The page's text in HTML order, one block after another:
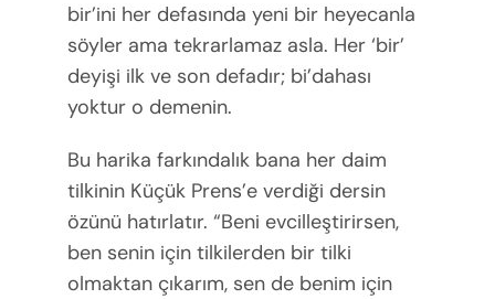
bir’ini her defasında yeni bir heyecanla
söyler ama tekrarlamaz asla. Her ‘bir’
deyişi ilk ve son defadır; bi’dahası
yoktur o demenin.
Bu harika farkındalık bana her daim
tilkinin Küçük Prens’e verdiği dersin
özünü hatırlatır. “Beni evcilleştirirsen,
ben senin için tilkilerden bir tilki
olmaktan çıkarım, sen de benim için